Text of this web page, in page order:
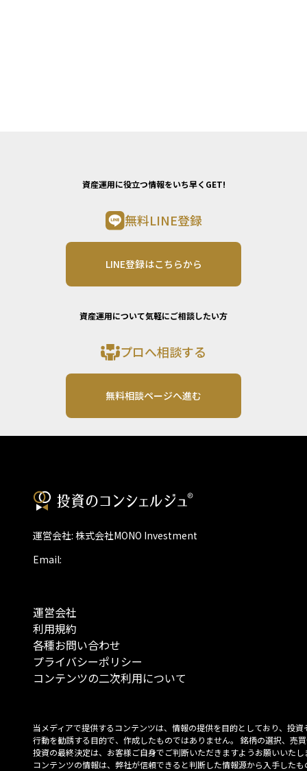
資産運用に役立つ情報をいち早くGET!
無料LINE登録
LINE登録はこちらから
資産運用について気軽にご相談したい方
プロへ相談する
無料相談ページへ進む
運営会社: 株式会社MONO Investment
Email:
運営会社
利用規約
各種お問い合わせ
プライバシーポリシー
コンテンツの二次利用について
当メディアで提供するコンテンツは、情報の提供を目的としており、投資
行動を勧誘する目的で、作成したものではありません。 銘柄の選択、売
投資の最終決定は、お客様ご自身でご判断いただきますようお願いいたし
コンテンツの情報は、弊社が信頼できると判断した情報源から入手したも